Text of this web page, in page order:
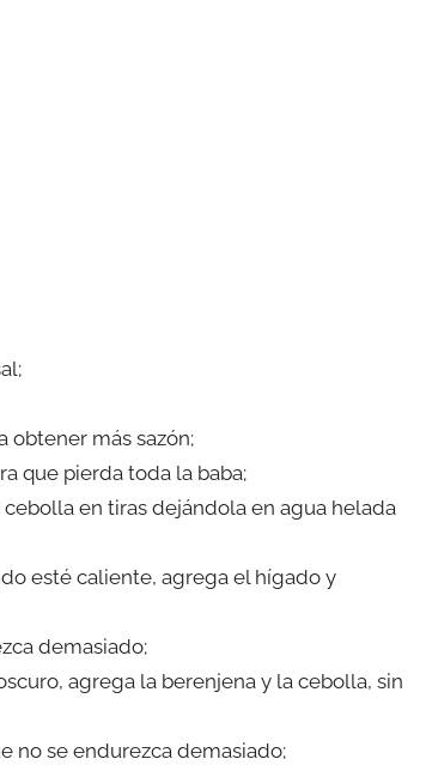
obtener más sazón;
que pierda toda la baba;
en tiras dejándola en agua helada
esté caliente, agrega el hígado y
demasiado;
agrega la berenjena y la cebolla, sin
no se endurezca demasiado;